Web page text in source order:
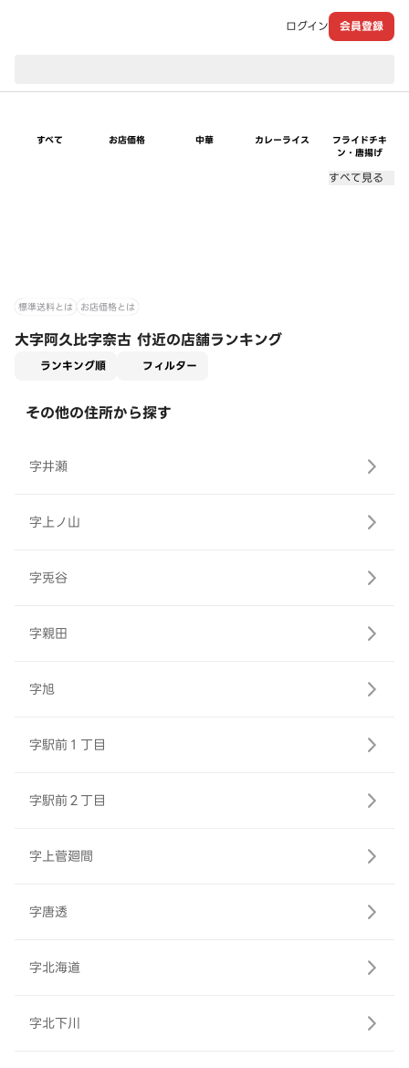
ログイン 会員登録
すべて お店価格 中華 カレーライス
フライドチキ
ン・唐揚げ
すべて見る
標準送料とは お店価格とは
大字阿久比字奈古 付近の店舗ランキング
ランキング順 フィルター
その他の住所から探す
字井瀬
字上ノ山
字兎谷
字親田
字旭
字駅前１丁目
字駅前２丁目
字上菅廻間
字唐透
字北海道
字北下川